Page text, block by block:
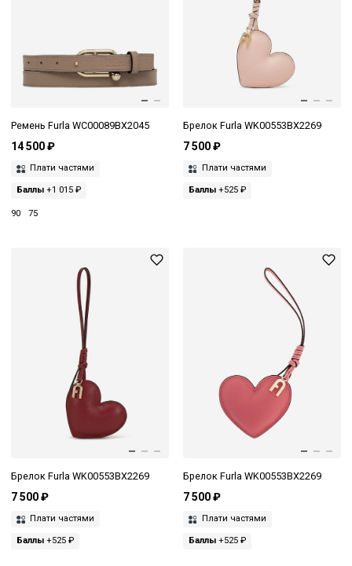
Ремень Furla WC00089BX2045
14 500 ₽
Плати частями
Баллы +1 015 ₽
90 75
Брелок Furla WK00553BX2269
7 500 ₽
Плати частями
Баллы+525 ₽
Брелок Furla WK00553BX2269
7 500 ₽
Плати частями
Баллы +525 ₽
Брелок Furla WK00553BX2269
7 500 ₽
Плати частями
Баллы+525 ₽